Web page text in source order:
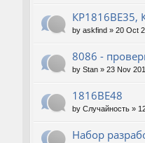
КР1816ВЕ35,
by askfind » 20 Oct
8086 -
by Stan » 23 Nov
1816ВЕ48
by Случайность »
Набор